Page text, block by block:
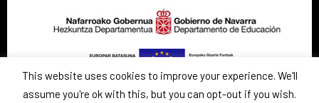
This website uses cookies to improve your experience. We'll
assume you're ok with this, but you can opt-out if you wish.